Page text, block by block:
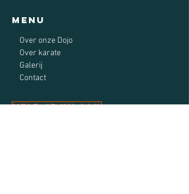
Menu
Over onze Dojo
Over karate
Galerij
Contact
Meld je nu aan